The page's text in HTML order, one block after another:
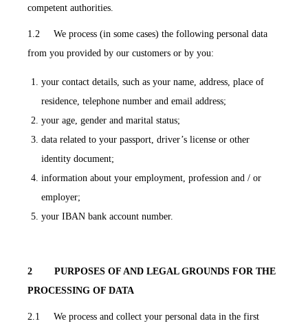
competent authorities.
1.2 We process (in some cases) the following personal data
from you provided by our customers or by you:
your contact details, such as your name, address, place of
residence, telephone number and email address;
your age, gender and marital status;
data related to your passport, driver’s license or other
identity document;
information about your employment, profession and / or
employer;
your IBAN bank account number.
2 PURPOSES OF AND LEGAL GROUNDS FOR THE
PROCESSING OF DATA
2.1 We process and collect your personal data in the first